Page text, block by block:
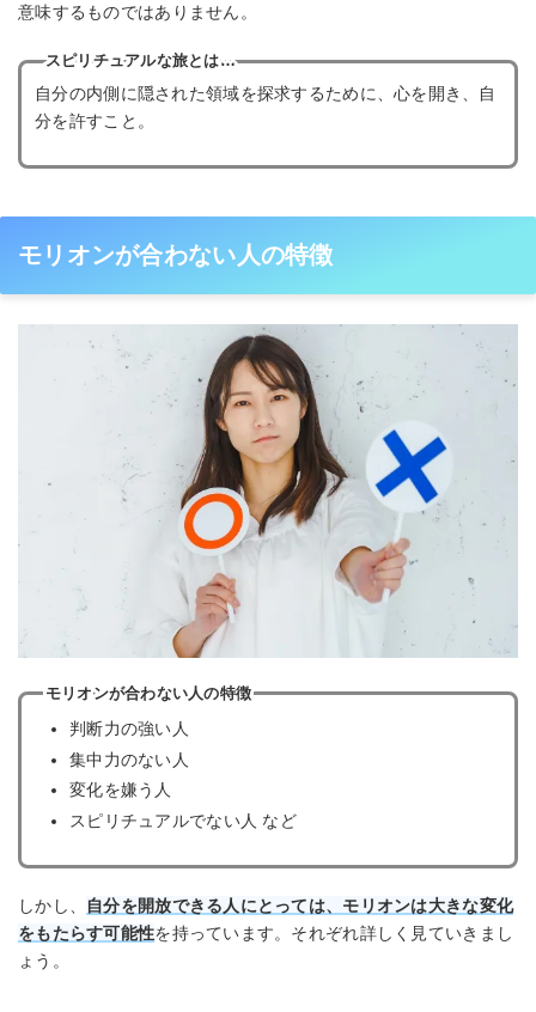
意味するものではありません。
スピリチュアルな旅とは…
自分の内側に隠された領域を探求するために、心を開き、自
分を許すこと。
モリオンが合わない人の特徴
モリオンが合わない人の特徴
判断力の強い人
集中力のない人
変化を嫌う人
スピリチュアルでない人 など
しかし、
自分を開放できる人にとっては、モリオンは大きな変化
をもたらす可能性を持っています。それぞれ詳しく見ていきまし
ょう。